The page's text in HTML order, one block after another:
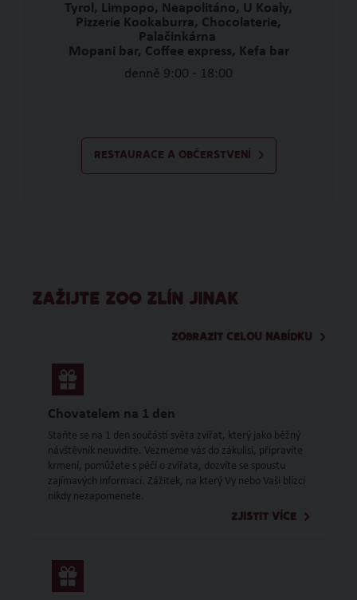
Tyrol, Limpopo, Neapolitáno, U Koaly,
Pizzerie Kookaburra, Chocolaterie,
Palačinkárna
Mopani bar, Coffee express, Kefa bar
denně 9:00 - 18:00
RESTAURACE A OBČERSTVENÍ
ZAŽIJTE ZOO ZLÍN JINAK
ZOBRAZIT CELOU NABÍDKU
Chovatelem na 1 den
Staňte se na 1 den součástí světa zvířat, který jako běžný
návštěvník neuvidíte. Vezmeme vás do zákulisí, připravíte
krmení, pomůžete s péčí o zvířata, dozvíte se spoustu
zajímavých informací. Zážitek, na který Vy nebo Vaši blízcí
nikdy nezapomenete.
ZJISTIT VÍCE